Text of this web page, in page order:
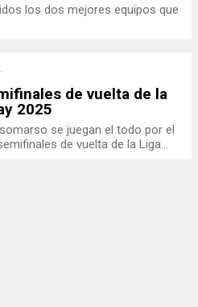
los dos mejores equipos que
de vuelta de la
2025
se juegan el todo por el
de vuelta de la Liga...